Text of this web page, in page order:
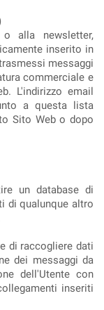
alla newsletter,
inserito in
messaggi
commerciale e
L'indirizzo email
a questa lista
Sito Web o dopo
un database di
di qualunque altro
di raccogliere dati
dei messaggi da
dell'Utente con
inseriti